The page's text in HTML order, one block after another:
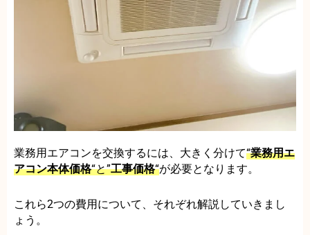
業務用エアコンを交換するには、大きく分けて“業務用エ
アコン本体価格“と”工事価格“が必要となります。
これら2つの費用について、それぞれ解説していきまし
ょう。